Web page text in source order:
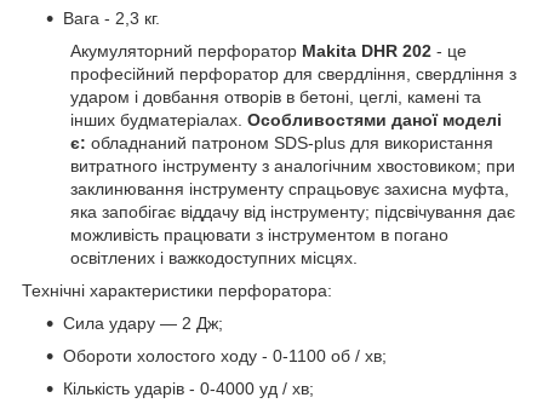
Вага - 2,3 кг.
Акумуляторний перфоратор Makita DHR 202 - це
професійний перфоратор для свердління, свердління з
ударом і довбання отворів в бетоні, цеглі, камені та
інших будматеріалах. Особливостями даної моделі
є: обладнаний патроном SDS-plus для використання
витратного інструменту з аналогічним хвостовиком; при
заклинювання інструменту спрацьовує захисна муфта,
яка запобігає віддачу від інструменту; підсвічування дає
можливість працювати з інструментом в погано
освітлених і важкодоступних місцях.
Технічні характеристики перфоратора:
Сила удару — 2 Дж;
Обороти холостого ходу - 0-1100 об / хв;
Кількість ударів - 0-4000 уд / хв;